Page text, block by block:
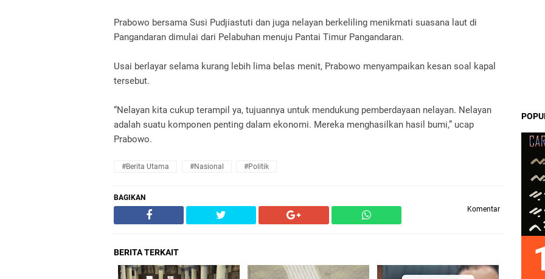
Prabowo bersama Susi Pudjiastuti dan juga nelayan berkeliling menikmati suasana laut di
Pangandaran dimulai dari Pelabuhan menuju Pantai Timur Pangandaran.
Usai berlayar selama kurang lebih lima belas menit, Prabowo menyampaikan kesan soal kapal
tersebut.
“Nelayan kita cukup terampil ya, tujuannya untuk mendukung pemberdayaan nelayan. Nelayan
adalah suatu komponen penting dalam ekonomi. Mereka menghasilkan hasil bumi,” ucap
Prabowo.
#Berita Utama #Nasional #Politik
BAGIKAN
Komentar
BERITA TERKAIT